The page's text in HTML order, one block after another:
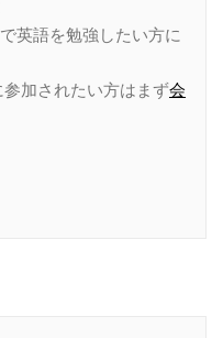
英語を勉強したい方に
加されたい方はまず会